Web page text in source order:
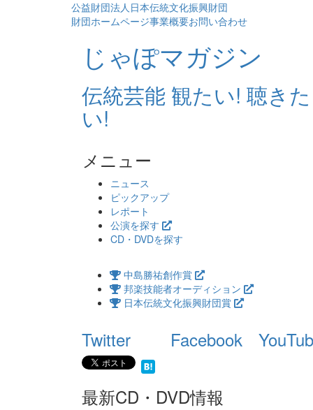
公益財団法人日本伝統文化振興財団
財団ホームページ事業概要お問い合わせ
じゃぽマガジン
伝統芸能 観たい! 聴きた
い!
メニュー
ニュース
ピックアップ
レポート
公演を探す
CD・DVDを探す
中島勝祐創作賞
邦楽技能者オーディション
日本伝統文化振興財団賞
Twitter Facebook
最新CD・DVD情報